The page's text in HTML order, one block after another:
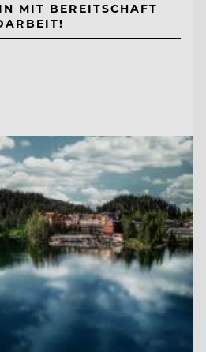
MIT BEREITSCHAFT